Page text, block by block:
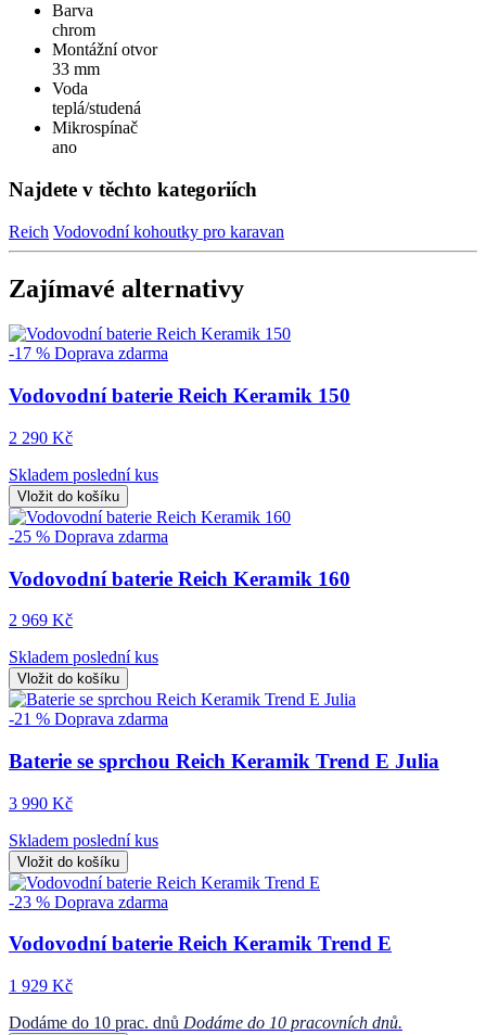
Barva
chrom
Montážní otvor
33 mm
Voda
teplá/studená
Mikrospínač
ano
Najdete v těchto kategoriích
Reich Vodovodní kohoutky pro karavan
Zajímavé alternativy
-17 % Doprava zdarma
Vodovodní baterie Reich Keramik 150
2 290 Kč
Skladem poslední kus
Vložit do košíku
-25 % Doprava zdarma
Vodovodní baterie Reich Keramik 160
2 969 Kč
Skladem poslední kus
Vložit do košíku
-21 % Doprava zdarma
Baterie se sprchou Reich Keramik Trend E Julia
3 990 Kč
Skladem poslední kus
Vložit do košíku
-23 % Doprava zdarma
Vodovodní baterie Reich Keramik Trend E
1 929 Kč
Dodáme do 10 prac. dnů Dodáme do 10 pracovních dnů.